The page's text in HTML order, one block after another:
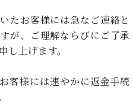
たお客様には急なご連絡と
が、ご理解ならびにご了承
し上げます。
客様には速やかに返金手続